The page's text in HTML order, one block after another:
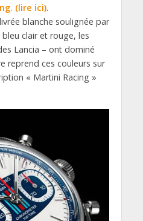
(lire ici).
blanche soulignée par
clair et rouge, les
Lancia – ont dominé
reprend ces couleurs sur
« Martini Racing »